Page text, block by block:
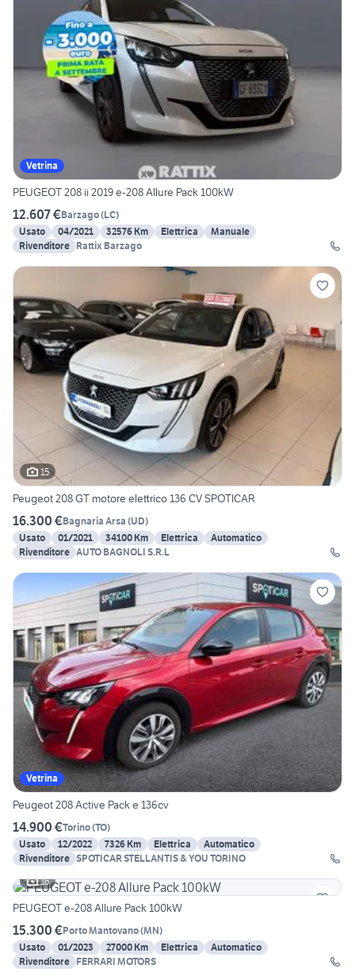
Vetrina
PEUGEOT 208 ii 2019 e-208 Allure Pack 100kW
12.607 €Barzago(LC)
Usato
04/2021 32576 Km Elettrica
Manuale
Rivenditore Rattix Barzago
15
Peugeot 208 GT motore elettrico 136 CV SPOTICAR
16.300 €Bagnaria Arsa (UD)
Usato
01/2021 34100 Km Elettrica
Automatico
Rivenditore AUTO BAGNOLI S.R.L
Vetrina
Peugeot 208 Active Pack e 136cv
14.900 €Torino(TO)
Usato
12/2022 7326 Km Elettrica
Automatico
Rivenditore SPOTICAR STELLANTIS & YOU TORINO
16
PEUGEOT e-208 Allure Pack 100kW
15.300 €Porto Mantovano(MN)
Usato
01/2023 27000 Km Elettrica
Automatico
Rivenditore FERRARI MOTORS